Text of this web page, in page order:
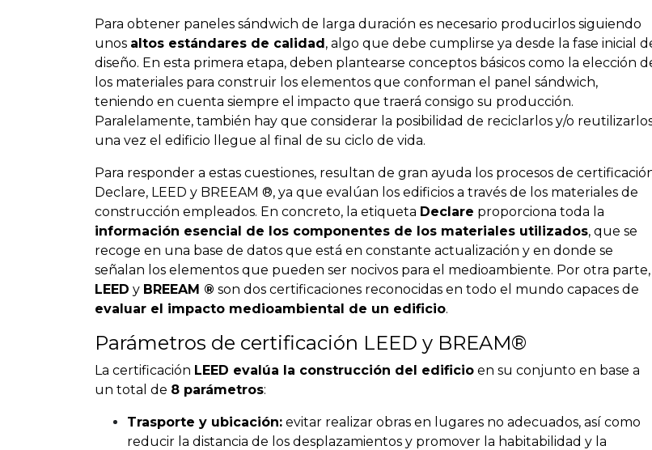
Para obtener paneles sándwich de larga duración es necesario producirlos siguiendo
unos altos estándares de calidad, algo que debe cumplirse ya desde la fase inicial
diseño. En esta primera etapa, deben plantearse conceptos básicos como la elección
los materiales para construir los elementos que conforman el panel sándwich,
teniendo en cuenta siempre el impacto que traerá consigo su producción.
Paralelamente, también hay que considerar la posibilidad de reciclarlos y/o
una vez el edificio llegue al final de su ciclo de vida.
Para responder a estas cuestiones, resultan de gran ayuda los procesos de
Declare, LEED y BREEAM ®, ya que evalúan los edificios a través de los materiales de
construcción empleados. En concreto, la etiqueta Declare proporciona toda la
información esencial de los componentes de los materiales utilizados, que se
recoge en una base de datos que está en constante actualización y en donde se
señalan los elementos que pueden ser nocivos para el medioambiente. Por otra parte,
LEED y BREEAM ® son dos certificaciones reconocidas en todo el mundo capaces de
evaluar el impacto medioambiental de un edificio.
Parámetros de certificación LEED y BREAM®
La certificación LEED evalúa la construcción del edificio en su conjunto en base a
un total de 8 parámetros:
Trasporte y ubicación: evitar realizar obras en lugares no adecuados, así como
reducir la distancia de los desplazamientos y promover la habitabilidad y la